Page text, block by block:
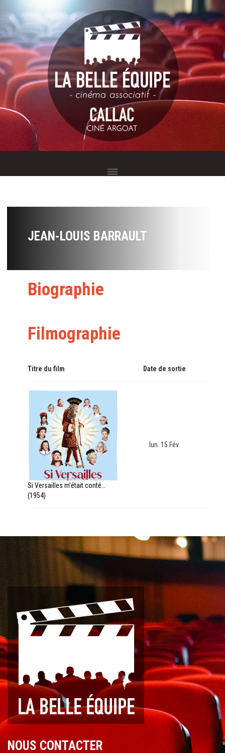
JEAN-LOUIS BARRAULT
Biographie
Filmographie
Titre du film Date de sortie
Si Versailles m’était conté…
(1954)
lun. 15 Fév.
NOUS CONTACTER